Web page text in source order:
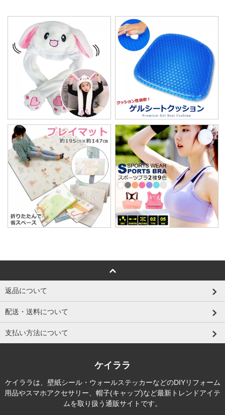
返品について
配送・送料について
支払い方法について
ケイララ
ケイララは、壁紙シール・ウォールステッカーなどのDIYリフォーム
用品やスマホアクセサリー、帽子(キャップ)など最新トレンドアイテ
ムを取り扱う通販サイトです。